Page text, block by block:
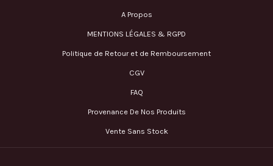
A Propos
MENTIONS LÉGALES & RGPD
Politique de Retour et de Remboursement
CGV
FAQ
Provenance De Nos Produits
Vente Sans Stock